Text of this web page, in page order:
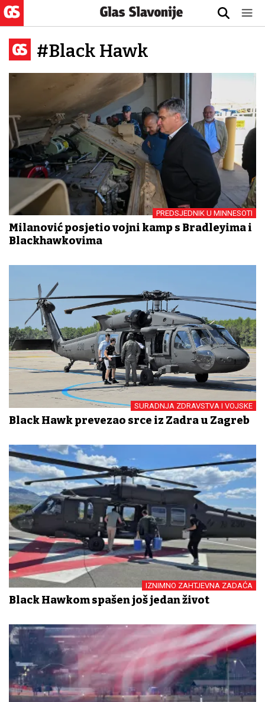
#Black Hawk
PREDSJEDNIK U MINNESOTI
Milanović posjetio vojni kamp s Bradleyima i
Blackhawkovima
SURADNJA ZDRAVSTVA I VOJSKE
Black Hawk prevezao srce iz Zadra u Zagreb
IZNIMNO ZAHTJEVNA ZADAĆA
Black Hawkom spašen još jedan život